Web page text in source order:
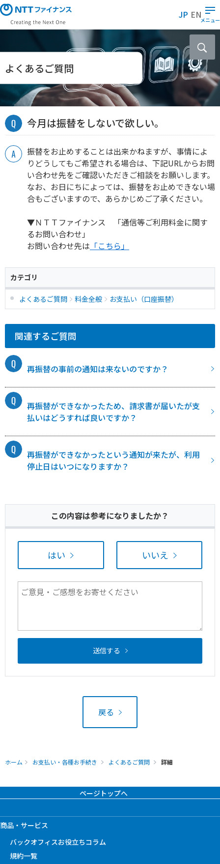
メ
イ
ン
ン
ン
ツ
キ
ッ
プ
JP ENメニュー
よくあるご質問
今月は振替をしないで欲しい。
振替をお止めすることは出来かねますが、事情によ
りどうしてもご希望される場合は、下記URLからお問
い合わせ先をご確認いただきご相談をお願いします。
なお、お日にちによっては、振替をお止めできない場
合もございますので、あらかじめご了承ください。
▼ＮＴＴファイナンス 「通信等ご利用料金に関す
るお問い合わせ」
お問い合わせ先は 「こちら」
カテゴリ
よくあるご質問 料金全般 お支払い（口座振替）
関連するご質問
再振替の事前の通知は来ないのですか？
再振替ができなかったため、請求書が届いたが支
払いはどうすれば良いですか？
再振替ができなかったという通知が来たが、利用
停止日はいつになりますか？
この内容は参考になりましたか？
はい いいえ
送信する
戻る
ホーム お支払い・各種お手続き よくあるご質問 詳細
ページトップへ
商品・サービス
バックオフィスお役立ちコラム
規約一覧